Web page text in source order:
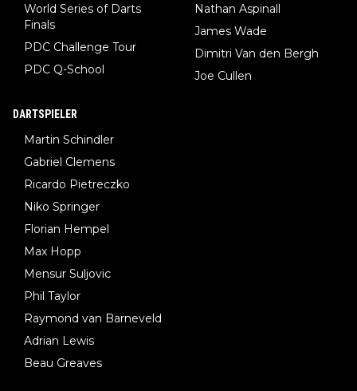
World Series of Darts
Finals
PDC Challenge Tour
PDC Q-School
Nathan Aspinall
James Wade
Dimitri Van den Bergh
Joe Cullen
DARTSPIELER
Martin Schindler
Gabriel Clemens
Ricardo Pietreczko
Niko Springer
Florian Hempel
Max Hopp
Mensur Suljovic
Phil Taylor
Raymond van Barneveld
Adrian Lewis
Beau Greaves